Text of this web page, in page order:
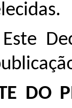
Este
DO